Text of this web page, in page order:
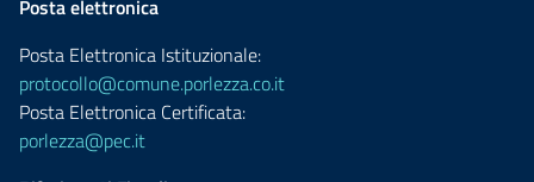
Posta elettronica
Posta Elettronica Istituzionale:
protocollo@comune.porlezza.co.it
Posta Elettronica Certificata:
porlezza@pec.it